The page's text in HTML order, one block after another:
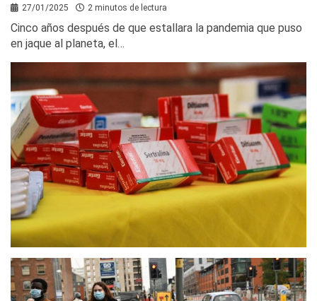
27/01/2025 2 minutos de lectura
Cinco años después de que estallara la pandemia que puso
en jaque al planeta, el…